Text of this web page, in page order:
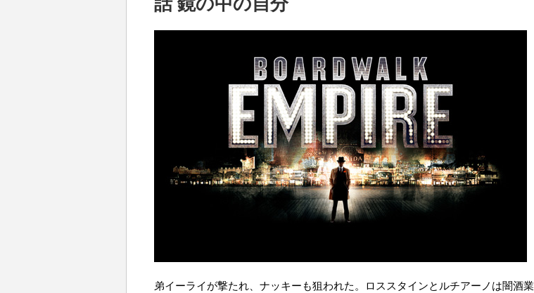
弟イーライが撃たれ、ナッキーも狙われた。ロススタインとルチアーノは闇酒業